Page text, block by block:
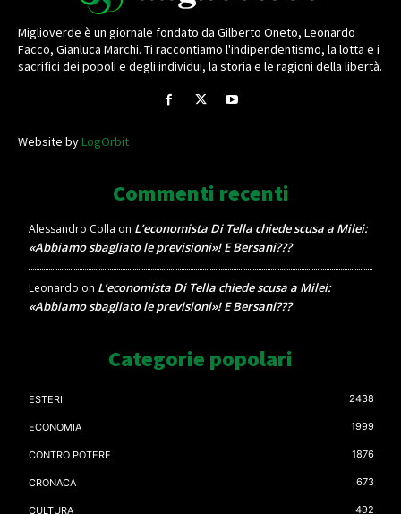
Miglioverde è un giornale fondato da Gilberto Oneto, Leonardo
Facco, Gianluca Marchi. Ti raccontiamo l'indipendentismo, la lotta e i
sacrifici dei popoli e degli individui, la storia e le ragioni della libertà.
Website byLogOrbit
Commenti recenti
Alessandro Colla on L’economista Di Tella chiede scusa a Milei:
«Abbiamo sbagliato le previsioni»! E Bersani???
Leonardo on L’economista Di Tella chiede scusa a Milei:
«Abbiamo sbagliato le previsioni»! E Bersani???
Categorie popolari
ESTERI 2438
ECONOMIA 1999
CONTRO POTERE 1876
CRONACA 673
CULTURA 492